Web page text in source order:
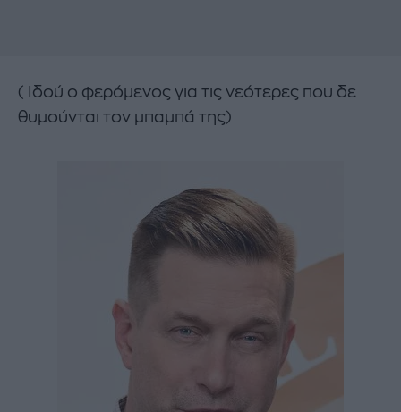
( Ιδού ο φερόμενος για τις νεότερες που δε
θυμούνται τον μπαμπά της)